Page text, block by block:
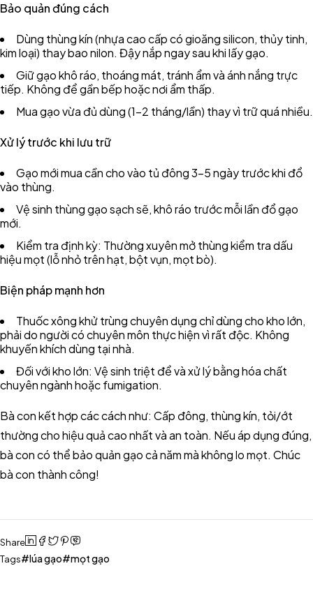
Bảo quản đúng cách
Dùng thùng kín (nhựa cao cấp có gioăng silicon, thủy tinh,
kim loại) thay bao nilon. Đậy nắp ngay sau khi lấy gạo.
Giữ gạo khô ráo, thoáng mát, tránh ẩm và ánh nắng trực
tiếp. Không để gần bếp hoặc nơi ẩm thấp.
Mua gạo vừa đủ dùng (1-2 tháng/lần) thay vì trữ quá nhiều.
Xử lý trước khi lưu trữ
Gạo mới mua cần cho vào tủ đông 3-5 ngày trước khi đổ
vào thùng.
Vệ sinh thùng gạo sạch sẽ, khô ráo trước mỗi lần đổ gạo
mới.
Kiểm tra định kỳ: Thường xuyên mở thùng kiểm tra dấu
hiệu mọt (lỗ nhỏ trên hạt, bột vụn, mọt bò).
Biện pháp mạnh hơn
Thuốc xông khử trùng chuyên dụng chỉ dùng cho kho lớn,
phải do người có chuyên môn thực hiện vì rất độc. Không
khuyến khích dùng tại nhà.
Đối với kho lớn: Vệ sinh triệt để và xử lý bằng hóa chất
chuyên ngành hoặc fumigation.
Bà con kết hợp các cách như: Cấp đông, thùng kín, tỏi/ớt
thường cho hiệu quả cao nhất và an toàn. Nếu áp dụng đúng,
bà con có thể bảo quản gạo cả năm mà không lo mọt. Chúc
bà con thành công!
Share
Tags
lúa gạo mọt gạo